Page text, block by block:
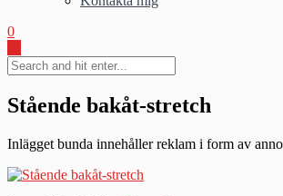
0
Stående bakåt-stretch
Inlägget bunda innehåller reklam i form av